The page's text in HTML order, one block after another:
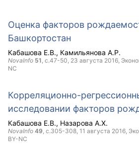
Оценка факторов
Башкортостан
Кабашова Е.В. Камильянова А.Р.
NovaInfo 51 , с.47-50, 23 августа 2016 ,
NC
Корреляционно-
исследовании факторов
Кабашова Е.В. Назарова А.Х.
NovaInfo 49 , с.305-308, 11 августа 2016 ,
BY-NC